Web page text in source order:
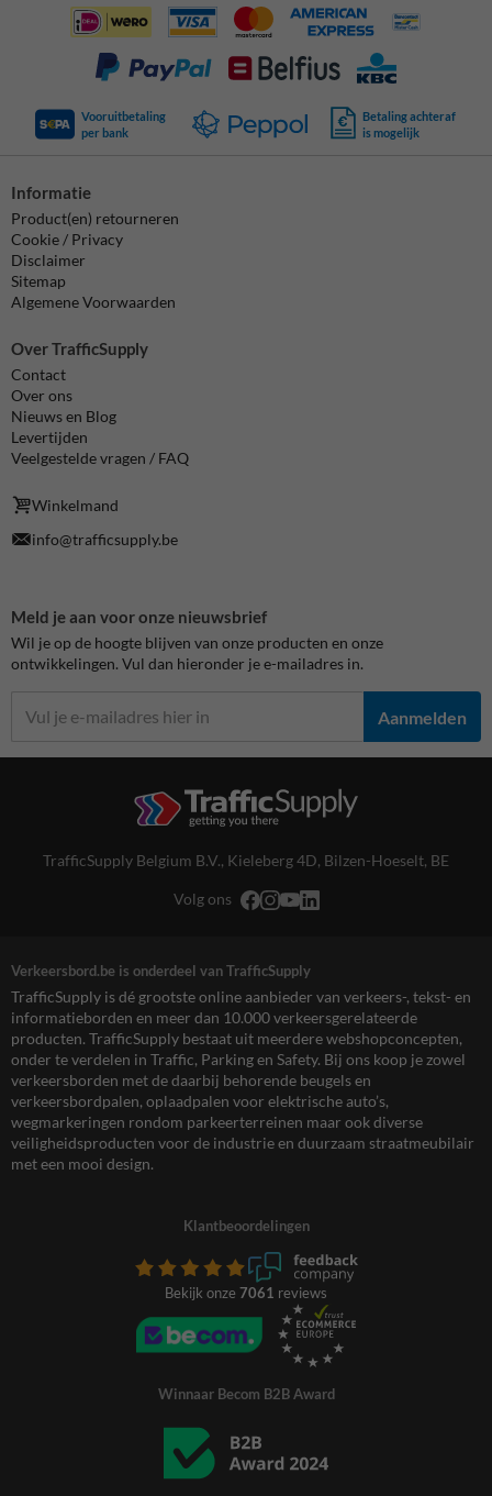
Vooruitbetaling
per bank
Betaling achteraf
is mogelijk
Informatie
Product(en) retourneren
Cookie / Privacy
Disclaimer
Sitemap
Algemene Voorwaarden
Over TrafficSupply
Contact
Over ons
Nieuws en Blog
Levertijden
Veelgestelde vragen / FAQ
Winkelmand
info@trafficsupply.be
Meld je aan voor onze nieuwsbrief
Wil je op de hoogte blijven van onze producten en onze
ontwikkelingen. Vul dan hieronder je e-mailadres in.
Aanmelden
TrafficSupply Belgium B.V., Kieleberg 4D, Bilzen-Hoeselt, BE
Volg ons
Verkeersbord.be is onderdeel van TrafficSupply
TrafficSupply is dé grootste online aanbieder van verkeers-, tekst- en
informatieborden en meer dan 10.000 verkeersgerelateerde
producten. TrafficSupply bestaat uit meerdere webshopconcepten,
onder te verdelen in Traffic, Parking en Safety. Bij ons koop je zowel
verkeersborden met de daarbij behorende beugels en
verkeersbordpalen, oplaadpalen voor elektrische auto’s,
wegmarkeringen rondom parkeerterreinen maar ook diverse
veiligheidsproducten voor de industrie en duurzaam straatmeubilair
met een mooi design.
Klantbeoordelingen
Bekijk onze 7061 reviews
Winnaar Becom B2B Award